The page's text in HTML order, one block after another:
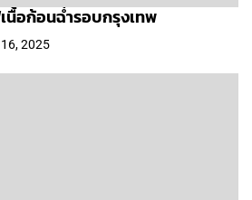
นื้อก้อนฉ่ำรอบกรุงเทพ
2025